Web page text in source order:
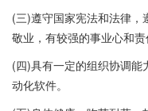
(三)遵守国家宪法和法律，
敬业，有较强的事业心和责
(四)具有一定的组织协调能
动化软件。